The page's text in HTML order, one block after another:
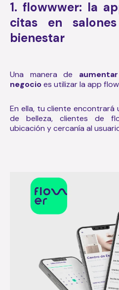
1. flowwwer: la
citas en
bienestar
Una manera de
negocioes utilizar la app
En ella, tu cliente
de belleza, clientes de
ubicación y cercanía al